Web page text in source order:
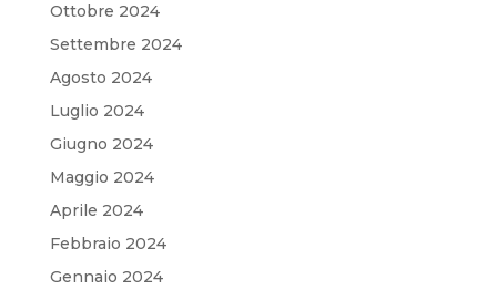
Ottobre 2024
Settembre 2024
Agosto 2024
Luglio 2024
Giugno 2024
Maggio 2024
Aprile 2024
Febbraio 2024
Gennaio 2024